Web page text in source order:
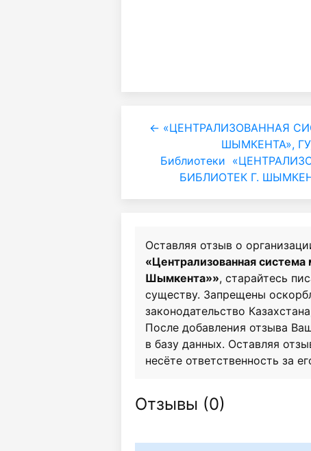
← «ЦЕНТРАЛИЗОВАННАЯ
ШЫМКЕНТА»,
Библиотеки
БИБЛИОТЕК Г.
Оставляя отзыв о
«Централизованная система
Шымкента»», старайтесь
существу. Запрещены
законодательство
После добавления отзыва
в базу данных. Оставляя
несёте ответственность за
Отзывы (0)